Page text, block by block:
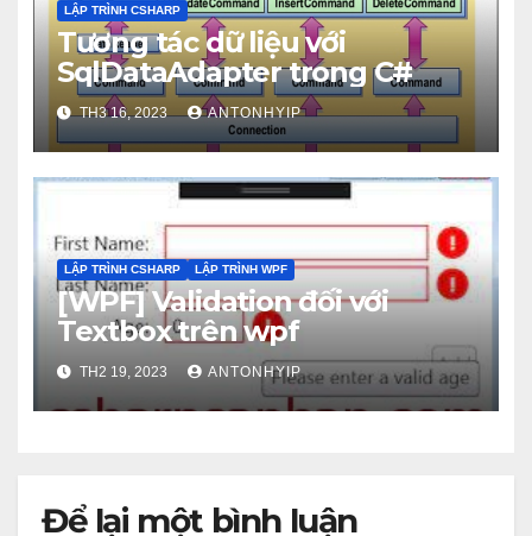
LẬP TRÌNH CSHARP
Tương tác dữ liệu với
SqlDataAdapter trong C#
TH3 16, 2023 ANTONHYIP
LẬP TRÌNH CSHARP LẬP TRÌNH WPF
[WPF] Validation đối với
Textbox trên wpf
TH2 19, 2023 ANTONHYIP
Để lại một bình luận